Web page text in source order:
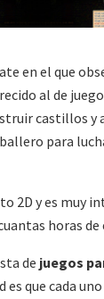
en el que
al de
castillos y
para
2D y es muy
horas
de juegos
es que cada